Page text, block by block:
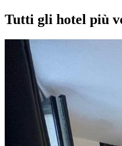
Tutti gli hotel più